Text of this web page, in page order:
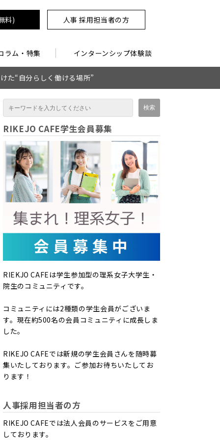
料) 人事 採用担当者の方
ラム・特集 インターンシップ体験談
た“自分らしく働ける場所”
RIKEJO CAFE学生会員募集
RIEKJO CAFEは学生参加型の理系女子大学生・
院生のコミュニティです。
コミュニティには2種類の学生会員がございま
す。現在約500名の会員コミュニティに成長しま
した。
RIKEJO CAFEでは新規の学生会員さんを随時募
集いたしております。ご参加お待ちいたしてお
ります！
人事採用担当者の方
RIKEJO CAFEでは法人会員のサービスをご用意
しております。